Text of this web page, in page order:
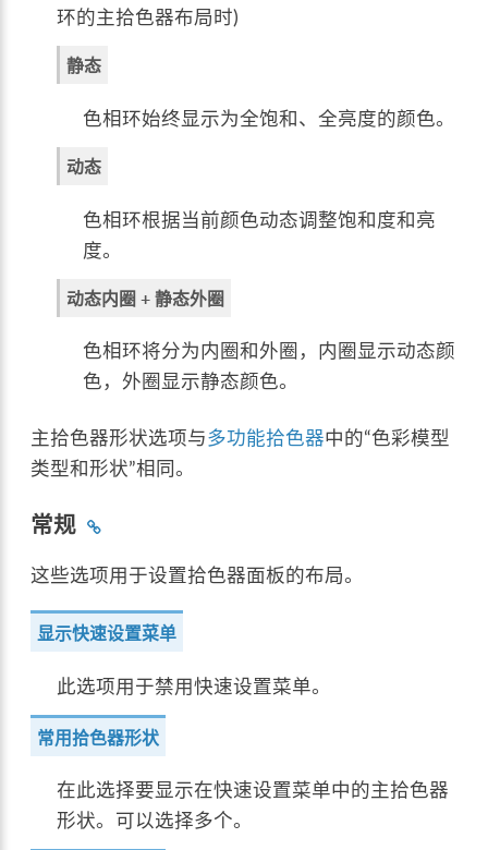
环的主拾色器布局时)
静态
色相环始终显示为全饱和、全亮度的颜色。
动态
色相环根据当前颜色动态调整饱和度和亮
度。
动态内圈 + 静态外圈
色相环将分为内圈和外圈，内圈显示动态颜
色，外圈显示静态颜色。
主拾色器形状选项与多功能拾色器中的“色彩模型
类型和形状”相同。
常规
这些选项用于设置拾色器面板的布局。
显示快速设置菜单
此选项用于禁用快速设置菜单。
常用拾色器形状
在此选择要显示在快速设置菜单中的主拾色器
形状。可以选择多个。